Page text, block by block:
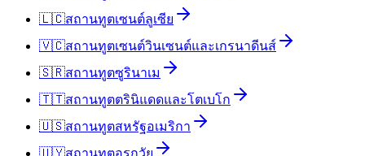
🇱🇨สถานทูตเซนต์ลูเซีย
🇻🇨สถานทูตเซนต์วินเซนต์และเกรนาดีนส์
🇸🇷สถานทูตซูรินาเม
🇹🇹สถานทูตตรินิแดดและโตเบโก
🇺🇸สถานทูตสหรัฐอเมริกา
🇺🇾สถานทูตอุรุกวัย